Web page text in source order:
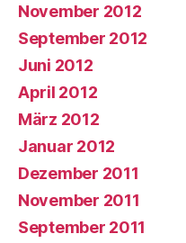
November 2012
September 2012
Juni 2012
April 2012
März 2012
Januar 2012
Dezember 2011
November 2011
September 2011